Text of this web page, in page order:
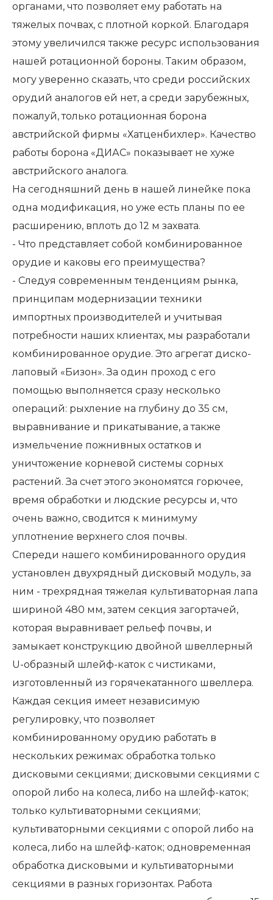
органами, что позволяет ему работать на
тяжелых почвах, с плотной коркой. Благодаря
этому увеличился также ресурс использования
нашей ротационной бороны. Таким образом,
могу уверенно сказать, что среди российских
орудий аналогов ей нет, а среди зарубежных,
пожалуй, только ротационная борона
австрийской фирмы «Хатценбихлер». Качество
работы борона «ДИАС» показывает не хуже
австрийского аналога.
На сегодняшний день в нашей линейке пока
одна модификация, но уже есть планы по ее
расширению, вплоть до 12 м захвата.
- Что представляет собой комбинированное
орудие и каковы его преимущества?
- Следуя современным тенденциям рынка,
принципам модернизации техники
импортных производителей и учитывая
потребности наших клиентах, мы разработали
комбинированное орудие. Это агрегат диско-
лаповый «Бизон». За один проход с его
помощью выполняется сразу несколько
операций: рыхление на глубину до 35 см,
выравнивание и прикатывание, а также
измельчение пожнивных остатков и
уничтожение корневой системы сорных
растений. За счет этого экономятся горючее,
время обработки и людские ресурсы и, что
очень важно, сводится к минимуму
уплотнение верхнего слоя почвы.
Спереди нашего комбинированного орудия
установлен двухрядный дисковый модуль, за
ним - трехрядная тяжелая культиваторная лапа
шириной 480 мм, затем секция загортачей,
которая выравнивает рельеф почвы, и
замыкает конструкцию двойной швеллерный
U-образный шлейф-каток с чистиками,
изготовленный из горячекатанного швеллера.
Каждая секция имеет независимую
регулировку, что позволяет
комбинированному орудию работать в
нескольких режимах: обработка только
дисковыми секциями; дисковыми секциями с
опорой либо на колеса, либо на шлейф-каток;
только культиваторными секциями;
культиваторными секциями с опорой либо на
колеса, либо на шлейф-каток; одновременная
обработка дисковыми и культиваторными
секциями в разных горизонтах. Работа